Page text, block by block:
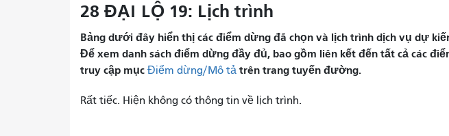
28 ĐẠI LỘ 19: Lịch trình
Bảng dưới đây hiển thị các điểm dừng đã chọn và lịch trình dịch vụ dự
Để xem danh sách điểm dừng đầy đủ, bao gồm liên kết đến tất cả các
truy cập mục Điểm dừng/Mô tả trên trang tuyến đường.
Rất tiếc. Hiện không có thông tin về lịch trình.